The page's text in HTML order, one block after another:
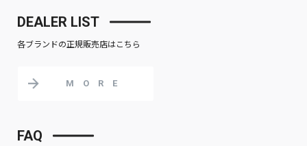
DEALER LIST
各ブランドの正規販売店はこちら
MORE
FAQ